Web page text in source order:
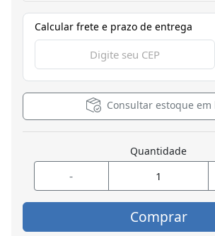
Calcular frete e prazo de entrega
Consultar estoque em
Quantidade
-
Comprar